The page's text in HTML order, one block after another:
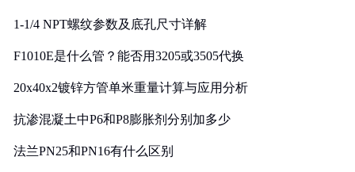
1-1/4 NPT螺纹参数及底孔尺寸详解
F1010E是什么管？能否用3205或3505代换
20x40x2镀锌方管单米重量计算与应用分析
抗渗混凝土中P6和P8膨胀剂分别加多少
法兰PN25和PN16有什么区别